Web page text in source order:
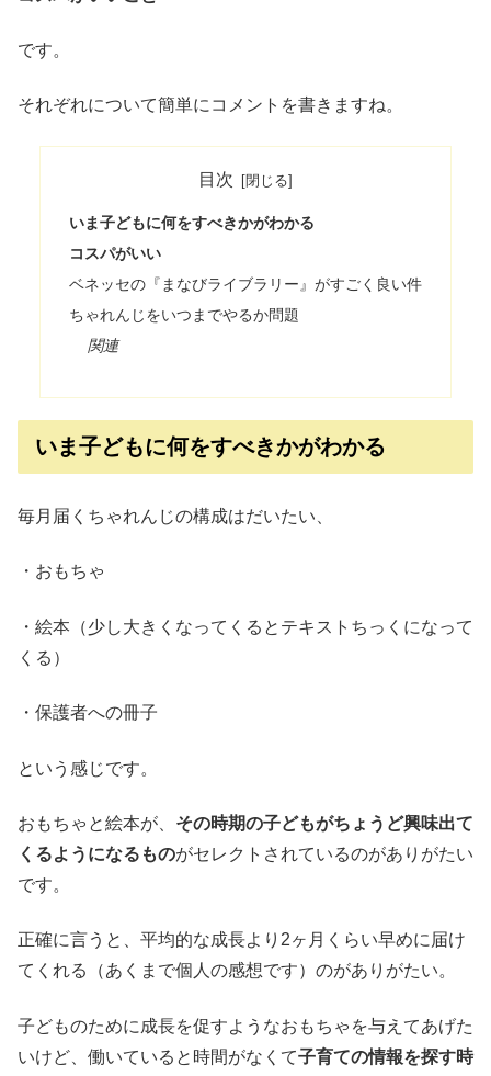
です。
それぞれについて簡単にコメントを書きますね。
目次
いま子どもに何をすべきかがわかる
コスパがいい
ベネッセの『まなびライブラリー』がすごく良い件
ちゃれんじをいつまでやるか問題
関連
いま子どもに何をすべきかがわかる
毎月届くちゃれんじの構成はだいたい、
・おもちゃ
・絵本（少し大きくなってくるとテキストちっくになって
くる）
・保護者への冊子
という感じです。
おもちゃと絵本が、 その時期の子どもがちょうど興味出て
くるようになるものがセレクトされているのがありがたい
です。
正確に言うと、平均的な成長より2ヶ月くらい早めに届け
てくれる（あくまで個人の感想です）のがありがたい。
子どものために成長を促すようなおもちゃを与えてあげた
いけど、働いていると時間がなくて子育ての情報を探す時